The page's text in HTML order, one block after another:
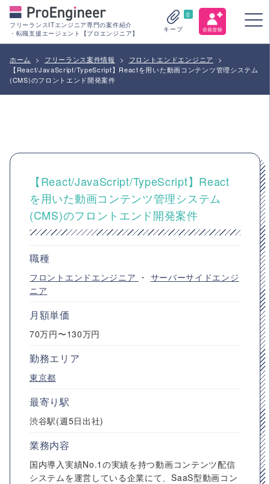
フリーランスITエンジニア専門の案件紹介
・転職支援エージェント【プロエンジニア】
0
キープ
ホーム > フリーランス案件情報 > フロントエンドエンジニア
>
【React/JavaScript/TypeScript】Reactを用いた動画コンテンツ管理システム
(CMS)のフロントエンド開発案件
【React/JavaScript/TypeScript】React
を用いた動画コンテンツ管理システム
(CMS)のフロントエンド開発案件
職種
フロントエンドエンジニア ・ サーバーサイドエンジ
ニア
月額単価
70万円〜130万円
勤務エリア
東京都
最寄り駅
渋谷駅(週5日出社)
業務内容
国内導入実績No.1の実績を持つ動画コンテンツ配信
システムを運営している企業にて、SaaS型動画コン